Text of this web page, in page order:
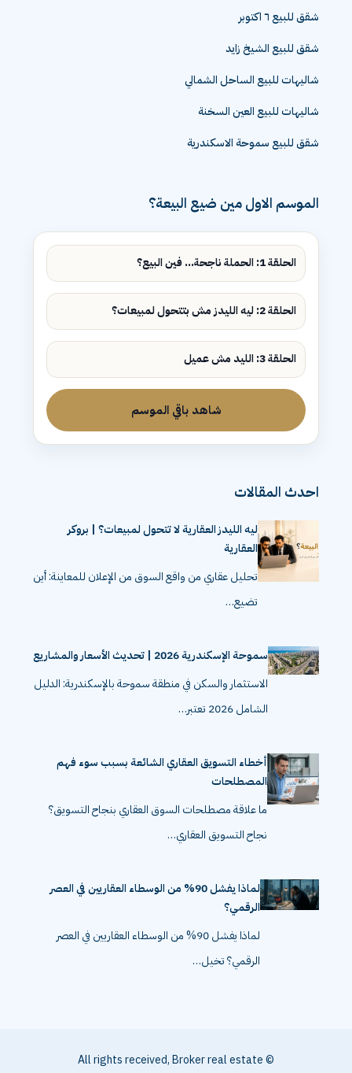
شقق للبيع ٦ اكتوبر
شقق للبيع الشيخ زايد
شاليهات للبيع الساحل الشمالي
شاليهات للبيع العين السخنة
شقق للبيع سموحة الاسكندرية
الموسم الاول مين ضيع البيعة؟
الحلقة 1: الحملة ناجحة... فين البيع؟
الحلقة 2: ليه الليدز مش بتتحول لمبيعات؟
الحلقة 3: الليد مش عميل
شاهد باقي الموسم
احدث المقالات
ليه الليدز العقارية لا تتحول لمبيعات؟ | بروكر
العقارية
تحليل عقاري من واقع السوق من الإعلان للمعاينة: أين
تضيع…
سموحة الإسكندرية 2026 | تحديث الأسعار والمشاريع
الاستثمار والسكن في منطقة سموحة بالإسكندرية: الدليل
الشامل 2026 تعتبر…
أخطاء التسويق العقاري الشائعة بسبب سوء فهم
المصطلحات
ما علاقة مصطلحات السوق العقاري بنجاح التسويق؟
نجاح التسويق العقاري…
لماذا يفشل 90% من الوسطاء العقاريين في العصر
الرقمي؟
لماذا يفشل 90% من الوسطاء العقاريين في العصر
الرقمي؟ تخيل…
© All rights received, Broker real estate